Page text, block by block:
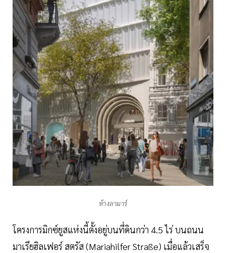
ห้างลามาร์
โครงการมิกซ์ยูสแห่งนี้ตั้งอยู่บนที่ดินกว่า 4.5 ไร่ บนถนน
มาเรียฮิลเฟอร์ สตรัส (Mariahilfer Straße) เมื่อแล้วเสร็จ